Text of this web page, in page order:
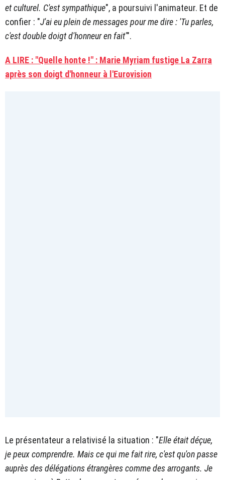
et culturel. C'est sympathique", a poursuivi l'animateur. Et de
confier : "J'ai eu plein de messages pour me dire : 'Tu parles,
c'est double doigt d'honneur en fait'".
A LIRE : "Quelle honte !" : Marie Myriam fustige La Zarra
après son doigt d'honneur à l'Eurovision
Le présentateur a relativisé la situation : "Elle était déçue,
je peux comprendre. Mais ce qui me fait rire, c'est qu'on passe
auprès des délégations étrangères comme des arrogants. Je